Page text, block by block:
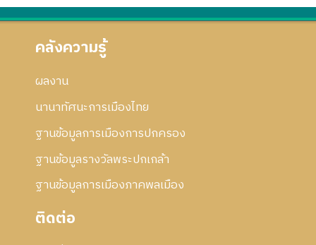
คลังความรู้
ผลงาน
นานาทัศนะการเมืองไทย
ฐานข้อมูลการเมืองการปกครอง
ฐานข้อมูลรางวัลพระปกเกล้า
ฐานข้อมูลการเมืองภาคพลเมือง
ติดต่อ